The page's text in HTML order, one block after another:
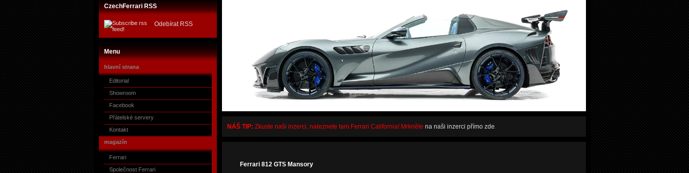
CzechFerrari RSS
Odebírat RSS
Menu
hlavní strana
Editorial
Showroom
Facebook
Přátelské servery
Kontakt
magazín
Ferrari
Společnost Ferrari
NÁŠ TIP: Zkuste naši inzerci, naleznete tam Ferrari California! Mrkněte na naši inzerci přímo zde.
Ferrari 812 GTS Mansory